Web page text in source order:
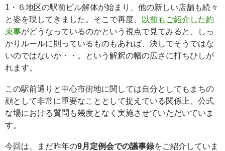
1・６地区の駅前ビル解体が始まり、他の新しい店舗も続々
と姿を現してきました。そこで再度、
以前もご紹介した約
束事がどうなっているのかという視点で見てみると、しっ
かりルールに則っているものもあれば、決してそうではな
いのではないか・・。という解釈の幅の広さに打ちひしが
れます。
この駅前通りと中心市街地に関しては自分としてもまちの
顔として非常に重要なこととして捉えている関係上、公式
な場における質問も幾度となく実施させていただいていま
す。
今回は、まだ昨年の9月定例会での議事録をご紹介していま